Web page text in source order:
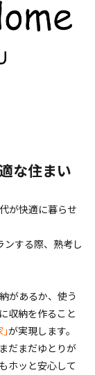
な住まい
が快適に暮らせ
する際、熟考し
があるか、使う
収納を作ること
が実現します。
だまだゆとりが
ホッと安心して